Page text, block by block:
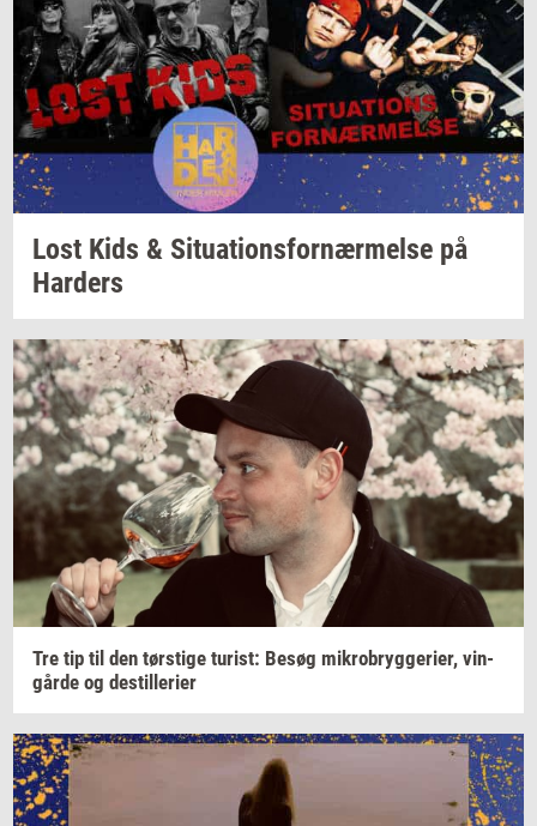
Lost Kids & Si­tu­a­tions­for­nær­mel­se på
Har­ders
Tre tip til den tørsti­ge turist: Besøg mi­kro­bryg­ge­ri­er, vin­
går­de og destil­le­ri­er